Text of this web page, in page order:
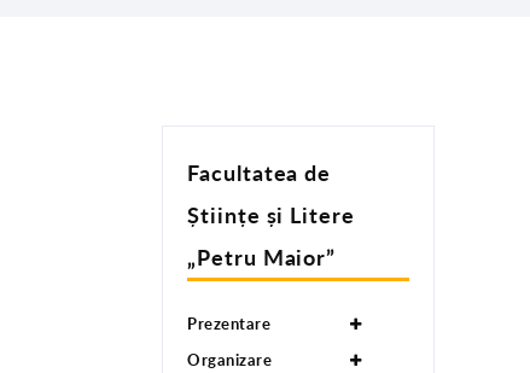
Facultatea de
Științe și Litere
„Petru Maior”
Prezentare
Organizare